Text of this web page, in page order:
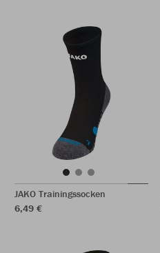
JAKO Trainingssocken
6,49 €